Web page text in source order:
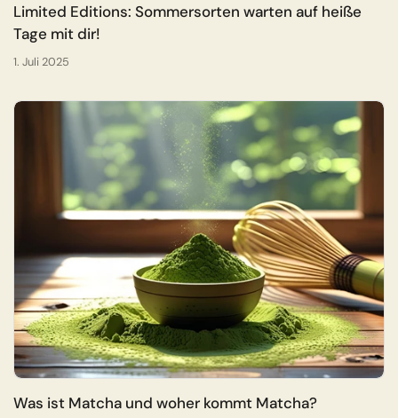
Limited Editions: Sommersorten warten auf heiße
Tage mit dir!
1. Juli 2025
Was ist Matcha und woher kommt Matcha?